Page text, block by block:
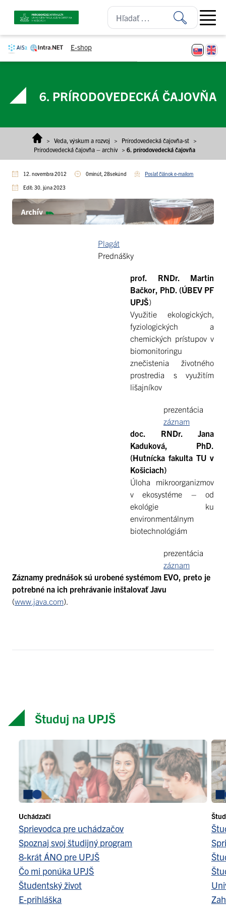
E-shop
Open
6. PRÍRODOVEDECKÁ ČAJOVŇA
> Veda, výskum a rozvoj > Prírodovedecká čajovňa-st
>
Prírodovedecká čajovňa – archív
> 6. prírodovedecká čajovňa
12. novembra 2012 0minút, 28sekúnd Poslať článok e-mailom
Edit: 30. júna 2023
Plagát
Prednášky
prof. RNDr. Martin
Bačkor, PhD. (ÚBEV PF
UPJŠ)
Využitie ekologických,
fyziologických a
chemických prístupov v
biomonitoringu
znečistenia životného
prostredia s využitím
lišajníkov
prezentácia
záznam
doc. RNDr. Jana
Kaduková, PhD.
(Hutnícka fakulta TU v
Košiciach)
Úloha mikroorganizmov
v ekosystéme – od
ekológie ku
environmentálnym
biotechnológiám
prezentácia
záznam
Záznamy prednášok sú urobené systémom EVO, preto je
potrebné na ich prehrávanie inštalovať Javu
(www.java.com).
Študuj na UPJŠ
Uchádzači
Sprievodca pre uchádzačov
Spoznaj svoj študijný program
8-krát ÁNO pre UPJŠ
Čo mi ponúka UPJŠ
Študentský život
E-prihláška